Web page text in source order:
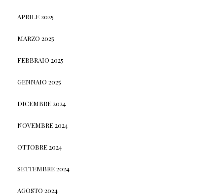
APRILE 2025
MARZO 2025
FEBBRAIO 2025
GENNAIO 2025
DICEMBRE 2024
NOVEMBRE 2024
OTTOBRE 2024
SETTEMBRE 2024
AGOSTO 2024